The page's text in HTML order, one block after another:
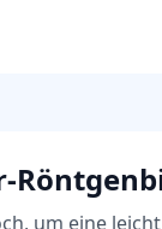
um eine